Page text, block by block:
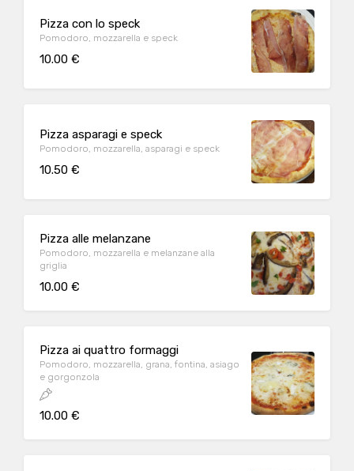
Pizza con lo speck
Pomodoro, mozzarella e speck
10.00 €
Pizza asparagi e speck
Pomodoro, mozzarella, asparagi e speck
10.50 €
Pizza alle melanzane
Pomodoro, mozzarella e melanzane alla
griglia
10.00 €
Pizza ai quattro formaggi
Pomodoro, mozzarella, grana, fontina, asiago
e gorgonzola
10.00 €